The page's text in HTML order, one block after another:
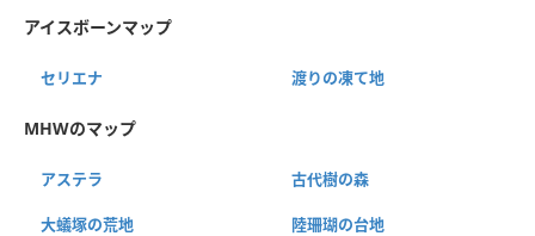
アイスボーンマップ
セリエナ 渡りの凍て地
MHWのマップ
アステラ 古代樹の森
大蟻塚の荒地 陸珊瑚の台地